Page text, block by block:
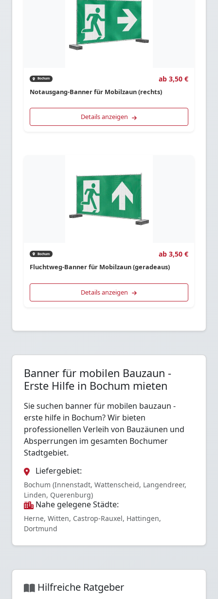
Bochum ab 3,50 €
Notausgang-Banner für Mobilzaun (rechts)
Details anzeigen
Bochum ab 3,50 €
Fluchtweg-Banner für Mobilzaun (geradeaus)
Details anzeigen
Banner für mobilen Bauzaun -
Erste Hilfe in Bochum mieten
Sie suchen banner für mobilen bauzaun -
erste hilfe in Bochum? Wir bieten
professionellen Verleih von Bauzäunen und
Absperrungen im gesamten Bochumer
Stadtgebiet.
Liefergebiet:
Bochum (Innenstadt, Wattenscheid, Langendreer,
Linden, Querenburg)
Nahe gelegene Städte:
Herne, Witten, Castrop-Rauxel, Hattingen,
Dortmund
Hilfreiche Ratgeber